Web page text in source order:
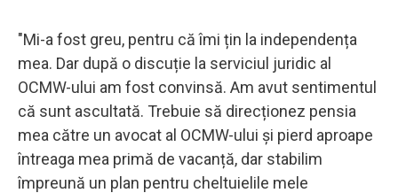
"Mi-a fost greu, pentru că îmi țin la independența
mea. Dar după o discuție la serviciul juridic al
OCMW-ului am fost convinsă. Am avut sentimentul
că sunt ascultată. Trebuie să direcționez pensia
mea către un avocat al OCMW-ului și pierd aproape
întreaga mea primă de vacanță, dar stabilim
împreună un plan pentru cheltuielile mele